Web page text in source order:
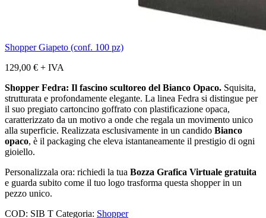
Shopper Giapeto (conf. 100 pz)
129,00 € + IVA
Shopper Fedra: Il fascino scultoreo del Bianco Opaco. Squisita,
strutturata e profondamente elegante. La linea Fedra si distingue per
il suo pregiato cartoncino goffrato con plastificazione opaca,
caratterizzato da un motivo a onde che regala un movimento unico
alla superficie. Realizzata esclusivamente in un candido Bianco
opaco, è il packaging che eleva istantaneamente il prestigio di ogni
gioiello.
Personalizzala ora: richiedi la tua Bozza Grafica Virtuale gratuita
e guarda subito come il tuo logo trasforma questa shopper in un
pezzo unico.
COD: SIB T Categoria: Shopper